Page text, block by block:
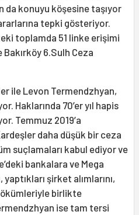
da konuyu köşesine taşıyor
tepki gösteriyor.
toplamda 51 linke erişimi
6.Sulh Ceza
ile Levon Termendzhyan,
Haklarında 70’er yıl hapis
Temmuz 2019’a
daha düşük bir ceza
suçlamaları kabul ediyor ve
bankalara ve Mega
yaptıkları şirket alımlarını,
birlikte
ise tam tersi